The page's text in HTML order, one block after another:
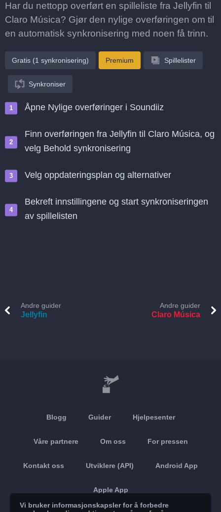
Har du nettopp overført en spilleliste fra Jellyfin til
Claro Música? Gjør den nylige overføringen om til
en automatisk synkronisering med noen få trinn.
Gratis (1 synkronisering) Premium Spillelister
Synkroniser
Åpne Nylige overføringer i Soundiiz
Finn overføringen fra Jellyfin til Claro Música, og
velg Behold synkronisering
Velg oppdateringsplan og alternativer
Bekreft innstillingene og start synkroniseringen
av spillelisten
Andre guider
Jellyfin
Andre guider
Claro Música
Blogg Guider Hjelpesenter
Våre partnere Om oss For pressen
Kontakt oss Utviklere (API) Android App
Apple App
Vi bruker informasjonskapsler for å forbedre